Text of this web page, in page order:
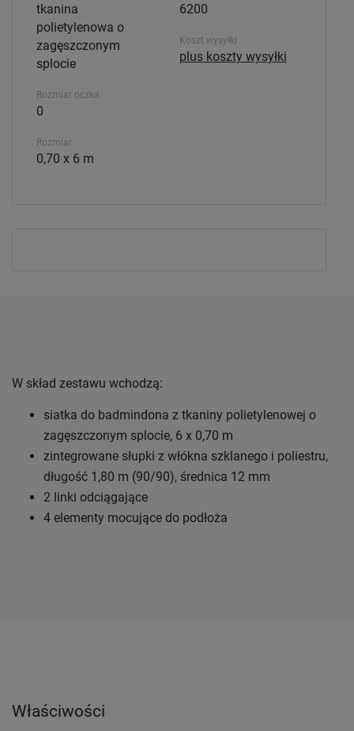
tkanina
polietylenowa o
zagęszczonym
splocie
Rozmiar oczka
0
Rozmiar
0,70 x 6 m
6200
Koszt wysyłki
plus koszty wysyłki
W skład zestawu wchodzą:
siatka do badmindona z tkaniny polietylenowej o
zagęszczonym splocie, 6 x 0,70 m
zintegrowane słupki z włókna szklanego i poliestru,
długość 1,80 m (90/90), średnica 12 mm
2 linki odciągające
4 elementy mocujące do podłoża
Właściwości